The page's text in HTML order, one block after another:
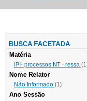
BUSCA FACETADA
Matéria
IPI- processos NT - ressa
Nome Relator
Não Informado (1)
Ano Sessão